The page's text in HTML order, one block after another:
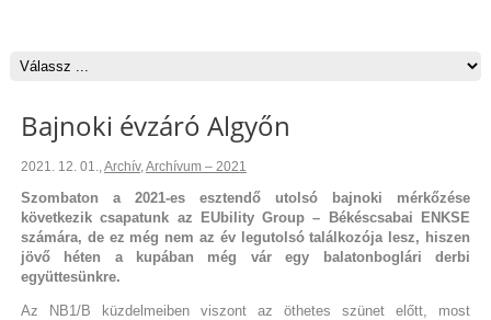
Bajnoki évzáró Algyőn
2021. 12. 01.,Archív,Archívum – 2021
Szombaton a 2021-es esztendő utolsó bajnoki mérkőzése
következik csapatunk az EUbility Group – Békéscsabai ENKSE
számára, de ez még nem az év legutolsó találkozója lesz, hiszen
jövő héten a kupában még vár egy balatonboglári derbi
együttesünkre.
Az NB1/B küzdelmeiben viszont az öthetes szünet előtt, most